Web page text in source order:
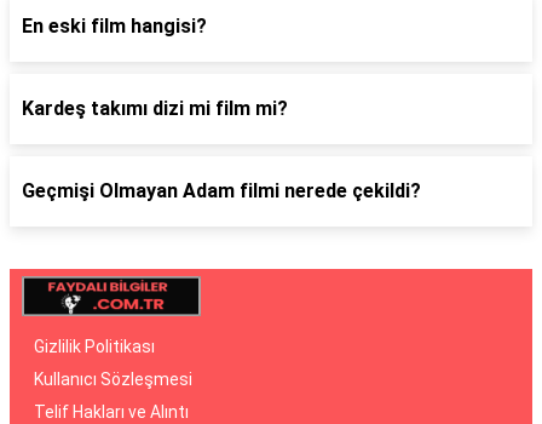
En eski film hangisi?
Kardeş takımı dizi mi film mi?
Geçmişi Olmayan Adam filmi nerede çekildi?
Gizlilik Politikası
Kullanıcı Sözleşmesi
Telif Hakları ve Alıntı